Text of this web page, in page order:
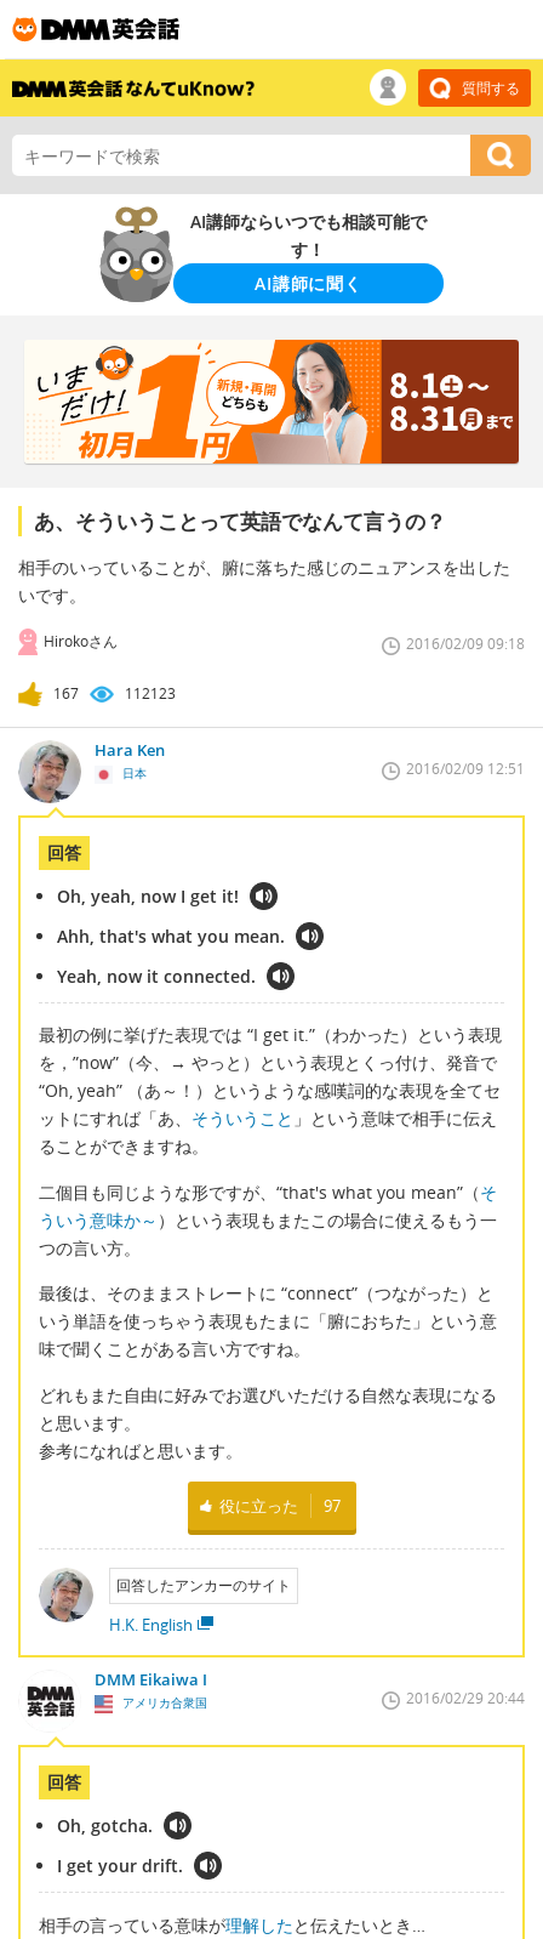
質問する
AI講師ならいつでも相談可能で
す！
AI講師に聞く
あ、そういうことって英語でなんて言うの？
相手のいっていることが、腑に落ちた感じのニュアンスを出した
いです。
Hirokoさん 2016/02/09 09:18
167 112123
Hara Ken
日本 2016/02/09 12:51
回答
Oh, yeah, now I get it!
Ahh, that's what you mean.
Yeah, now it connected.
最初の例に挙げた表現では “I get it.”（わかった）という表現
を，”now”（今、→ やっと）という表現とくっ付け、発音で
“Oh, yeah” （あ～！）というような感嘆詞的な表現を全てセ
ットにすれば「あ、 そういうこと 」という意味で相手に伝え
ることができますね。
二個目も同じような形ですが、“that's what you mean”（そ
ういう意味か～ ）という表現もまたこの場合に使えるもう一
つの言い方。
最後は、そのままストレートに “connect”（つながった）と
いう単語を使っちゃう表現もたまに「腑におちた」という意
味で聞くことがある言い方ですね。
どれもまた自由に好みでお選びいただける自然な表現になる
と思います。
参考になればと思います。
役に立った 97
回答したアンカーのサイト
H.K. English
DMM Eikaiwa I
アメリカ合衆国 2016/02/29 20:44
回答
Oh, gotcha.
I get your drift.
相手の言っている意味が理解したと伝えたいとき…